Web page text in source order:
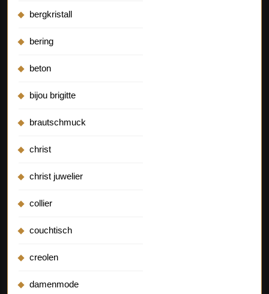
bergkristall
bering
beton
bijou brigitte
brautschmuck
christ
christ juwelier
collier
couchtisch
creolen
damenmode